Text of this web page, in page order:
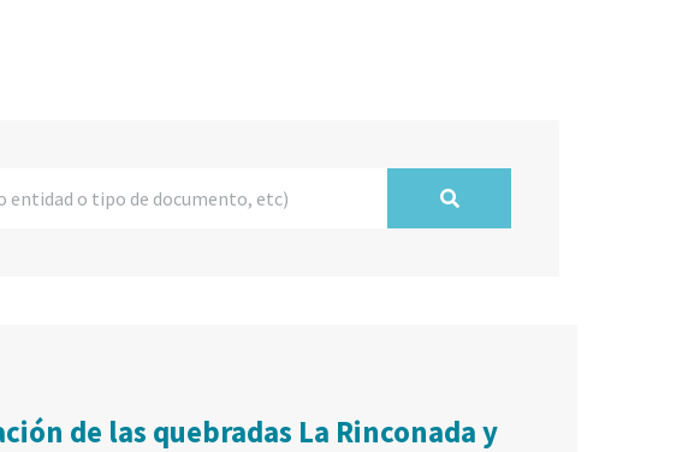
de las quebradas La Rinconada y